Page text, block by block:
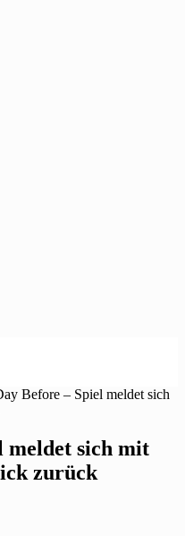
Before – Spiel meldet sich
meldet sich mit
zurück